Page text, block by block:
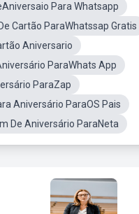
Para Whatsapp
Cartão ParaWhatssap Gratis
Aniversario
ParaWhats App
ParaZap
Aniversário ParaOS Pais
De Aniversário ParaNeta